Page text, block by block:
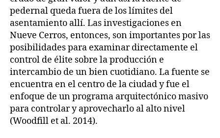
pedernal queda fuera de los límites del
asentamiento allí. Las investigaciones en
Nueve Cerros, entonces, son importantes por las
posibilidades para examinar directamente el
control de élite sobre la producción e
intercambio de un bien cuotidiano. La fuente se
encuentra en el centro de la ciudad y fue el
enfoque de un programa arquitectónico masivo
para controlar y aprovecharlo al alto nivel
(Woodfill et al. 2014).